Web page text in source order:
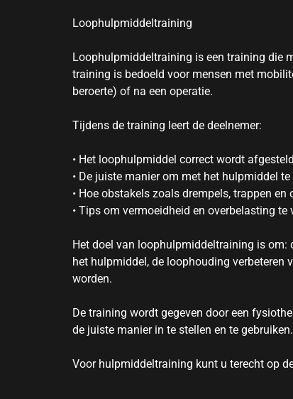
Loophulpmiddeltraining
Loophulpmiddeltraining is een training die
training is bedoeld voor mensen met
beroerte) of na een operatie.
Tijdens de training leert de deelnemer:
• Het loophulpmiddel correct wordt
• De juiste manier om met het hulpmiddel
• Hoe obstakels zoals drempels, trappen
• Tips om vermoeidheid en overbelasting te
Het doel van loophulpmiddeltraining is om:
het hulpmiddel, de loophouding
worden.
De training wordt gegeven door een
de juiste manier in te stellen en te
Voor hulpmiddeltraining kunt u terecht op